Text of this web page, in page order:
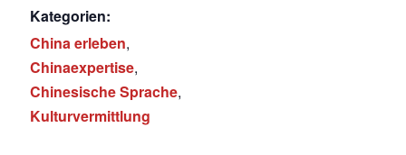
Kategorien:
China erleben,
Chinaexpertise,
Chinesische Sprache,
Kulturvermittlung